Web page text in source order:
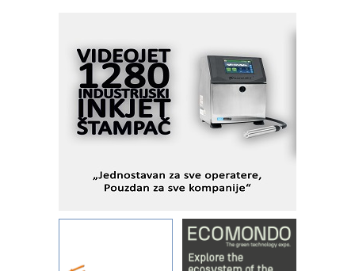
I.SAFE MOBILE revolucioniše
industrijsku automatizaciju
pionirskimmobile operator PANEL-OM
Fleksibilno stezanje i brzo
podešavanje u proizvodnji prototipova
KIP KOP – napredna rešenja za
objekte
Alba d.o.o. – 35 godina preciznosti u
IBeRTIM - oprema za ispitivanje
kontrole kvaliteta